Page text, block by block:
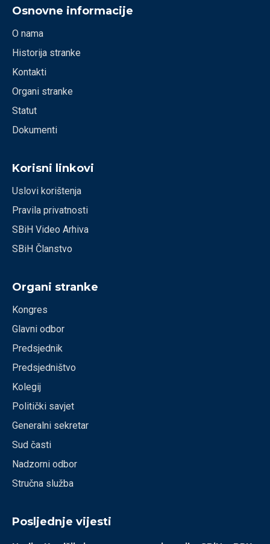
Osnovne informacije
O nama
Historija stranke
Kontakti
Organi stranke
Statut
Dokumenti
Korisni linkovi
Uslovi korištenja
Pravila privatnosti
SBiH Video Arhiva
SBiH Članstvo
Organi stranke
Kongres
Glavni odbor
Predsjednik
Predsjedništvo
Kolegij
Politički savjet
Generalni sekretar
Sud časti
Nadzorni odbor
Stručna služba
Posljednje vijesti